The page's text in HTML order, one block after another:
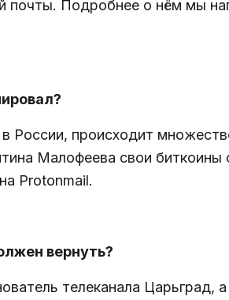
почты. Подробнее о нём мы
происходит
Малофеева свои
Protonmail.
вернуть?
телеканала Царьград,